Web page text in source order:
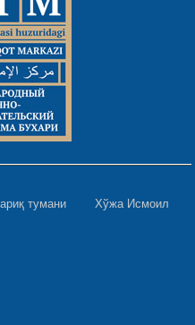
тумани Хўжа Исмоил